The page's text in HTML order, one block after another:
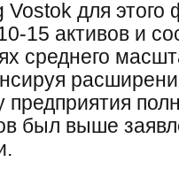
для
15 активов и
среднего
предприятия
был выше